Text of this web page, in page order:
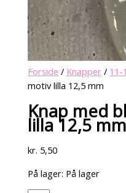
Forside / Knapper / 11-
motiv lilla 12,5 mm
Knap med
lilla 12,5 mm
kr. 5,50
På lager: På lager